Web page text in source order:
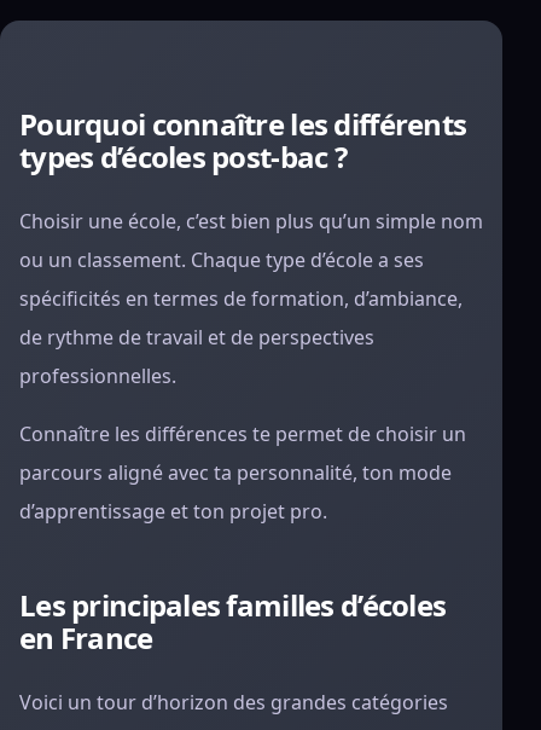
Pourquoi connaître les différents
types d’écoles post-bac ?
Choisir une école, c’est bien plus qu’un simple nom
ou un classement. Chaque type d’école a ses
spécificités en termes de formation, d’ambiance,
de rythme de travail et de perspectives
professionnelles.
Connaître les différences te permet de choisir un
parcours aligné avec ta personnalité, ton mode
d’apprentissage et ton projet pro.
Les principales familles d’écoles
en France
Voici un tour d’horizon des grandes catégories